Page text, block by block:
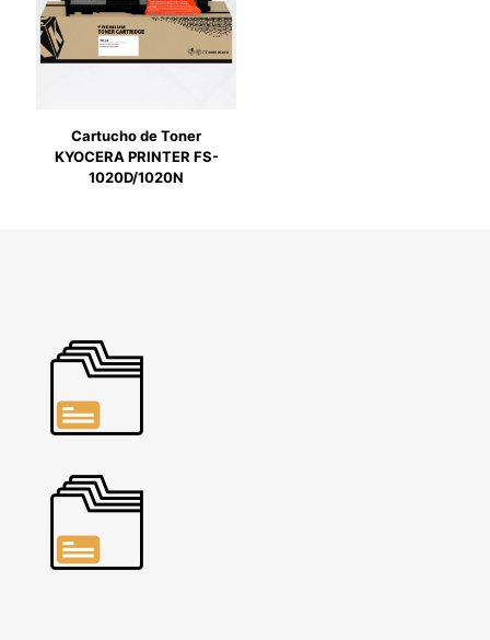
Cartucho de Toner
KYOCERA PRINTER FS-
1020D/1020N